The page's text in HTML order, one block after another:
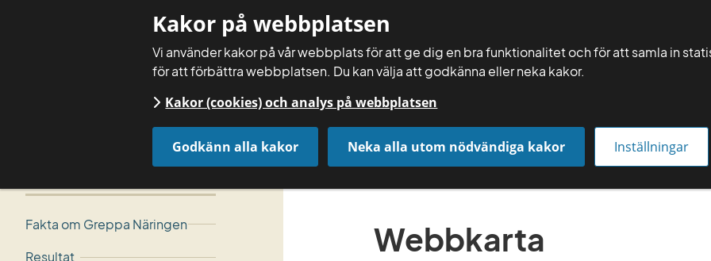
Kakor på webbplatsen
Vi använder kakor på vår webbplats för att ge dig en bra funktionalitet och för att samla in
för att förbättra webbplatsen. Du kan välja att godkänna eller neka kakor.
Kakor (cookies) och analys på webbplatsen
Godkänn alla kakor Neka alla utom nödvändiga kakor Inställningar
Få rådgivning
Webbkarta
Fakta om Greppa Näringen
Resultat